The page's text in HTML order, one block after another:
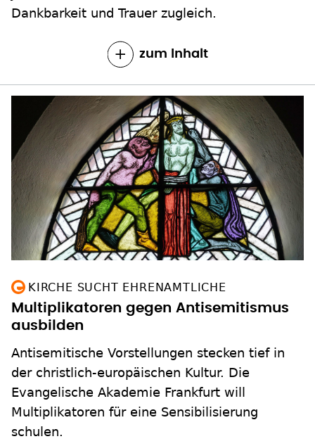
Dankbarkeit und Trauer zugleich.
zum Inhalt
KIRCHE SUCHT EHRENAMTLICHE
Multiplikatoren gegen Antisemitismus
ausbilden
Antisemitische Vorstellungen stecken tief in
der christlich-europäischen Kultur. Die
Evangelische Akademie Frankfurt will
Multiplikatoren für eine Sensibilisierung
schulen.